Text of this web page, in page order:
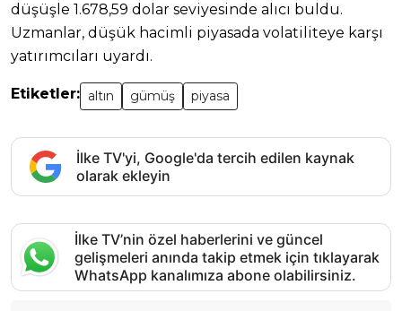
düşüşle 1.678,59 dolar seviyesinde alıcı buldu.
Uzmanlar, düşük hacimli piyasada volatiliteye karşı
yatırımcıları uyardı.
Etiketler: altın gümüş piyasa
İlke TV'yi, Google'da tercih edilen kaynak
olarak ekleyin
İlke TV’nin özel haberlerini ve güncel
gelişmeleri anında takip etmek için tıklayarak
WhatsApp kanalımıza abone olabilirsiniz.